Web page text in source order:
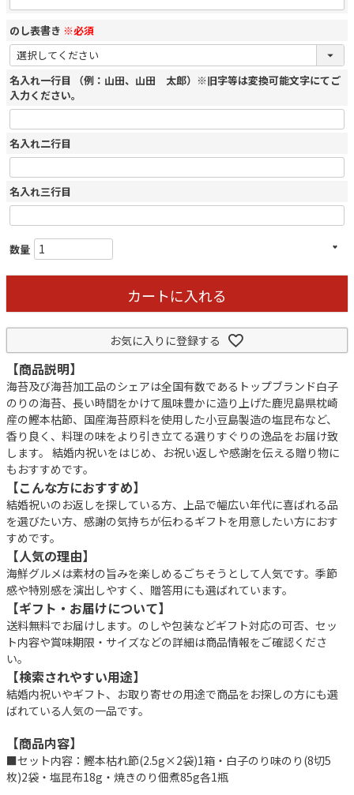
のし表書き ※必須
名入れ一行目 （例：山田、山田 太郎）※旧字等は変換可能文字にてご
入力ください。
名入れ二行目
名入れ三行目
カートに入れる
お気に入りに登録する
【商品説明】
海苔及び海苔加工品のシェアは全国有数であるトップブランド白子
のりの海苔、長い時間をかけて風味豊かに造り上げた鹿児島県枕崎
産の鰹本枯節、国産海苔原料を使用した小豆島製造の塩昆布など、
香り良く、料理の味をより引き立てる選りすぐりの逸品をお届け致
します。 結婚内祝いをはじめ、お祝い返しや感謝を伝える贈り物に
もおすすめです。
【こんな方におすすめ】
結婚祝いのお返しを探している方、上品で幅広い年代に喜ばれる品
を選びたい方、感謝の気持ちが伝わるギフトを用意したい方におす
すめです。
【人気の理由】
海鮮グルメは素材の旨みを楽しめるごちそうとして人気です。季節
感や特別感を演出しやすく、贈答用にも選ばれています。
【ギフト・お届けについて】
送料無料でお届けします。のしや包装などギフト対応の可否、セッ
ト内容や賞味期限・サイズなどの詳細は商品情報をご確認くださ
い。
【検索されやすい用途】
結婚内祝いやギフト、お取り寄せの用途で商品をお探しの方にも選
ばれている人気の一品です。
【商品内容】
■セット内容：鰹本枯れ節(2.5g×2袋)1箱・白子のり味のり(8切5
枚)2袋・塩昆布18g・焼きのり佃煮85g各1瓶